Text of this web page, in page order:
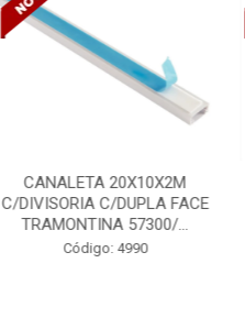
CANALETA 20X10X2M
C/DIVISORIA C/DUPLA FACE
TRAMONTINA 57300/...
Código: 4990